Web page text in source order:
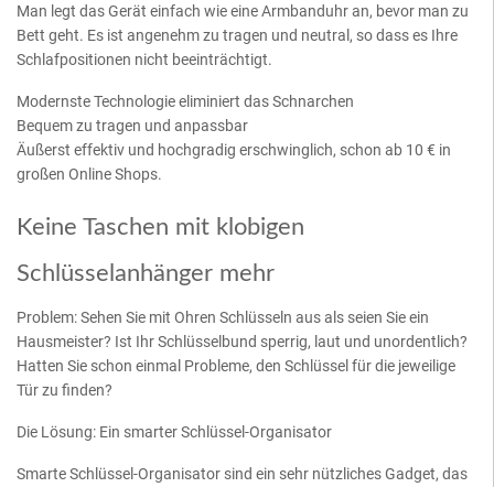
Man legt das Gerät einfach wie eine Armbanduhr an, bevor man zu
Bett geht. Es ist angenehm zu tragen und neutral, so dass es Ihre
Schlafpositionen nicht beeinträchtigt.
Modernste Technologie eliminiert das Schnarchen
Bequem zu tragen und anpassbar
Äußerst effektiv und hochgradig erschwinglich, schon ab 10 € in
großen Online Shops.
Keine Taschen mit klobigen
Schlüsselanhänger mehr
Problem: Sehen Sie mit Ohren Schlüsseln aus als seien Sie ein
Hausmeister? Ist Ihr Schlüsselbund sperrig, laut und unordentlich?
Hatten Sie schon einmal Probleme, den Schlüssel für die jeweilige
Tür zu finden?
Die Lösung: Ein smarter Schlüssel-Organisator
Smarte Schlüssel-Organisator sind ein sehr nützliches Gadget, das